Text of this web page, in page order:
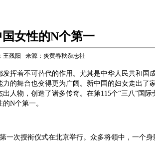
国女性的N个第一
王残阳 来源：炎黄春秋杂志社
挥着不可替代的作用。尤其是中华人民共和国
的舞台也变得更为广阔。新中国的妇女走出了
人物，创造了诸多传奇。在第115个“三八”国际
N个第一。
一次授衔仪式在北京举行。众多将领中，一个身